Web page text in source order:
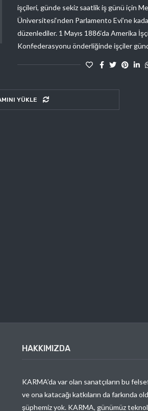
işçileri, günde sekiz saatlik iş günü için
Üniversitesi‘nden Parlamento Evi’ne
düzenlediler. 1 Mayıs 1886‘da Amerika
Konfederasyonu önderliğinde işçiler
YÜKLE
HAKKIMIZDA
KARMA’da var olan sanatçıların bu
ve ona katacağı katkıların da farkında
şüphemiz yok. KARMA, günümüz